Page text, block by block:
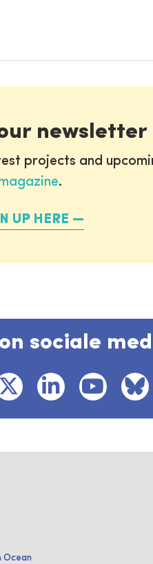
newsletter
projects and
.
UP HERE
sociale
Ocean